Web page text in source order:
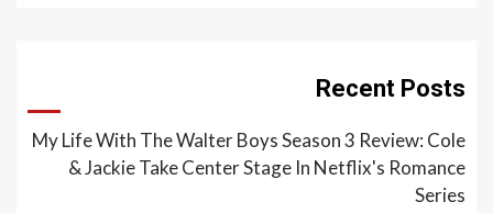
Recent Posts
My Life With The Walter Boys Season 3 Review: Cole
& Jackie Take Center Stage In Netflix's Romance
Series